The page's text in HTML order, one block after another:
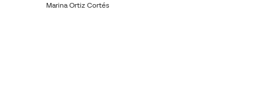
Marina Ortiz Cortés